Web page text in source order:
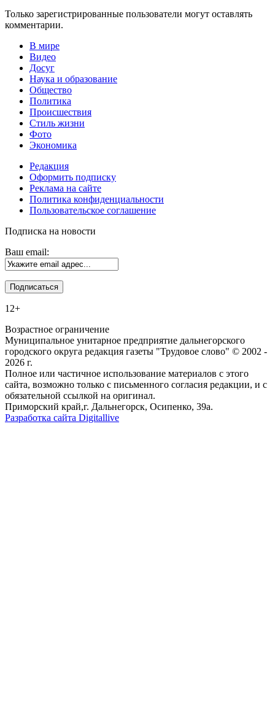
Только зарегистрированные пользователи могут оставлять
комментарии.
В мире
Видео
Досуг
Наука и образование
Общество
Политика
Происшествия
Стиль жизни
Фото
Экономика
Редакция
Оформить подписку
Реклама на сайте
Политика конфиденциальности
Пользовательское соглашение
Подписка на новости
Ваш email:
12+
Возрастное ограничение
Муниципальное унитарное предприятие дальнегорского
городского округа редакция газеты "Трудовое слово" © 2002 -
2026 г.
Полное или частичное использование материалов с этого
сайта, возможно только с письменного согласия редакции, и с
обязательной ссылкой на оригинал.
Приморский край,г. Дальнегорск, Осипенко, 39а.
Разработка сайта Digitallive